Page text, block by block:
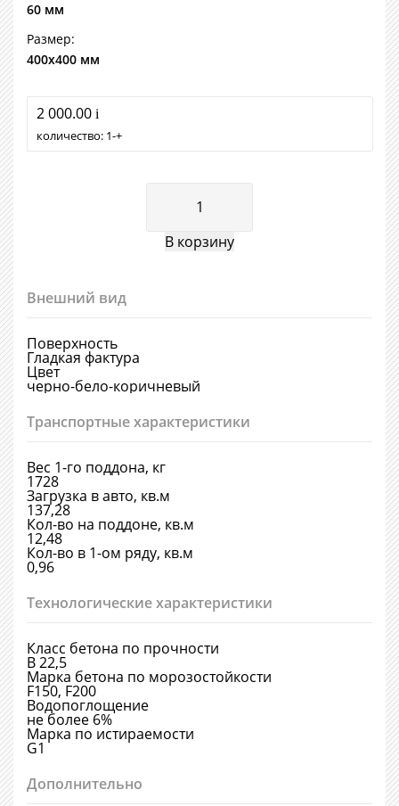
60 мм
Размер:
400х400 мм
2 000.00 i
количество: 1 +
Внешний вид
Поверхность
Гладкая фактура
Цвет
черно-бело-коричневый
Транспортные характеристики
Вес 1-го поддона, кг
1728
Загрузка в авто, кв.м
137,28
Кол-во на поддоне, кв.м
12,48
Кол-во в 1-ом ряду, кв.м
0,96
Технологические характеристики
Класс бетона по прочности
В 22,5
Марка бетона по морозостойкости
F150, F200
Водопоглощение
не более 6%
Марка по истираемости
G1
Дополнительно